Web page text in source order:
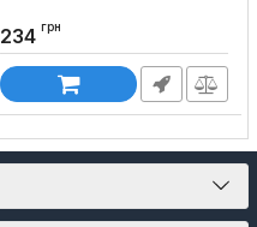
Код товару:
234 грн